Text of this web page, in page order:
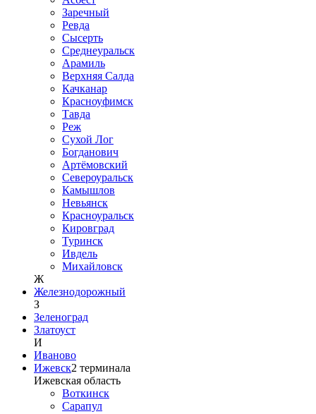
Заречный
Ревда
Сысерть
Среднеуральск
Арамиль
Верхняя Салда
Качканар
Красноуфимск
Тавда
Реж
Сухой Лог
Богданович
Артёмовский
Североуральск
Камышлов
Невьянск
Красноуральск
Кировград
Туринск
Ивдель
Михайловск
Ж
Железнодорожный
З
Зеленоград
Златоуст
И
Иваново
Ижевск2 терминала
Ижевская область
Воткинск
Сарапул